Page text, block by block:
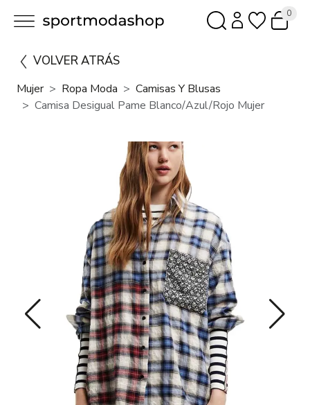
0
VOLVER ATRÁS
Mujer Ropa Moda
Camisas Y Blusas
Camisa Desigual Pame Blanco/Azul/Rojo Mujer